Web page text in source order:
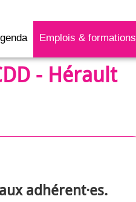
Emplois & formations
- Hérault
adhérent·es.